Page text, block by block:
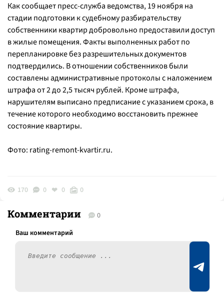
Как сообщает пресс-служба ведомства, 19 ноября на
стадии подготовки к судебному разбирательству
собственники квартир добровольно предоставили доступ
в жилые помещения. Факты выполненных работ по
перепланировке без разрешительных документов
подтвердились. В отношении собственников были
составлены административные протоколы с наложением
штрафа от 2 до 2,5 тысяч рублей. Кроме штрафа,
нарушителям выписано предписание с указанием срока, в
течение которого необходимо восстановить прежнее
состояние квартиры.
Фото: rating-remont-kvartir.ru.
170 0 0 0
Комментарии 0